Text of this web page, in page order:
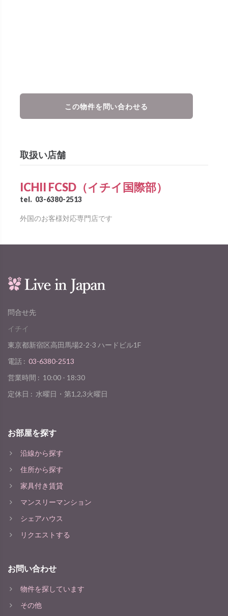
この物件を問い合わせる
取扱い店舗
ICHII FCSD（イチイ国際部）
tel. 03-6380-2513
外国のお客様対応専門店です
問合せ先
イチイ
東京都新宿区高田馬場2-2-3 ハードビル1F
電話 : 03-6380-2513
営業時間 : 10:00 - 18:30
定休日 : 水曜日・第1,2,3火曜日
お部屋を探す
沿線から探す
住所から探す
家具付き賃貸
マンスリーマンション
シェアハウス
リクエストする
お問い合わせ
物件を探しています
その他